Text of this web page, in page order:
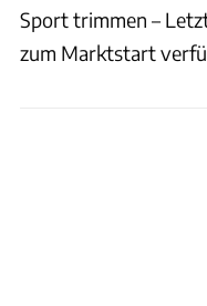
Sport trimmen –
zum Marktstart